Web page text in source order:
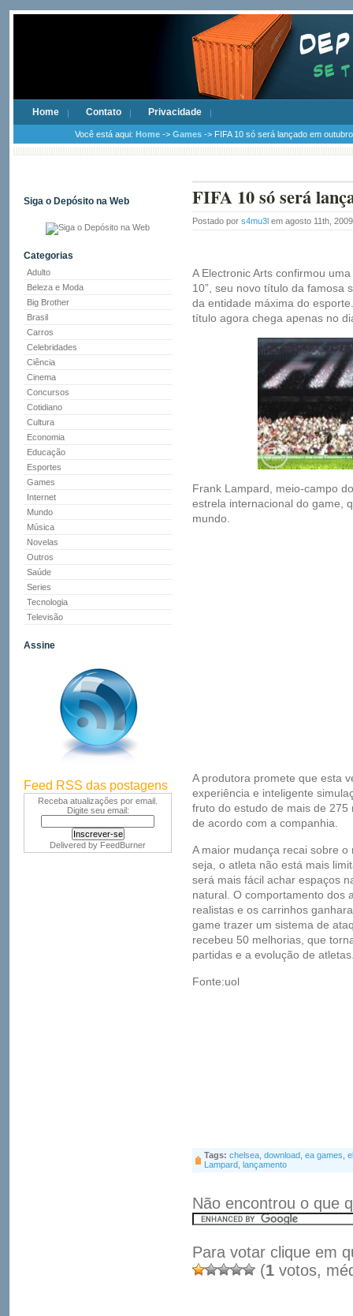
Home Contato Privacidade
Você está aqui: Home -> Games -> FIFA 10 só será lançado em
Siga o Depósito na Web
Categorias
Adulto
Beleza e Moda
Big Brother
Brasil
Carros
Celebridades
Ciência
Cinema
Concursos
Cotidiano
Cultura
Economia
Educação
Esportes
Games
Internet
Mundo
Música
Novelas
Outros
Saúde
Series
Tecnologia
Televisão
Assine
Feed RSS das postagens
Receba atualizações por email.
Digite seu email:
Delivered by FeedBurner
FIFA 10 só será
Postado por s4mu3l em agosto 11th,
A Electronic Arts confirmou
10”, seu novo título da famosa
da entidade máxima do
título agora chega apenas no
Frank Lampard, meio-campo
estrela internacional do game,
mundo.
A produtora promete que esta
experiência e inteligente
fruto do estudo de mais de 275
de acordo com a companhia.
A maior mudança recai sobre
seja, o atleta não está mais
será mais fácil achar espaços
natural. O comportamento dos
realistas e os carrinhos
game trazer um sistema de
recebeu 50 melhorias, que
partidas e a evolução de
Fonte:uol
Tags: chelsea download ea games
Lampard lançamento
Não encontrou o que
Para votar clique em
(1 votos,